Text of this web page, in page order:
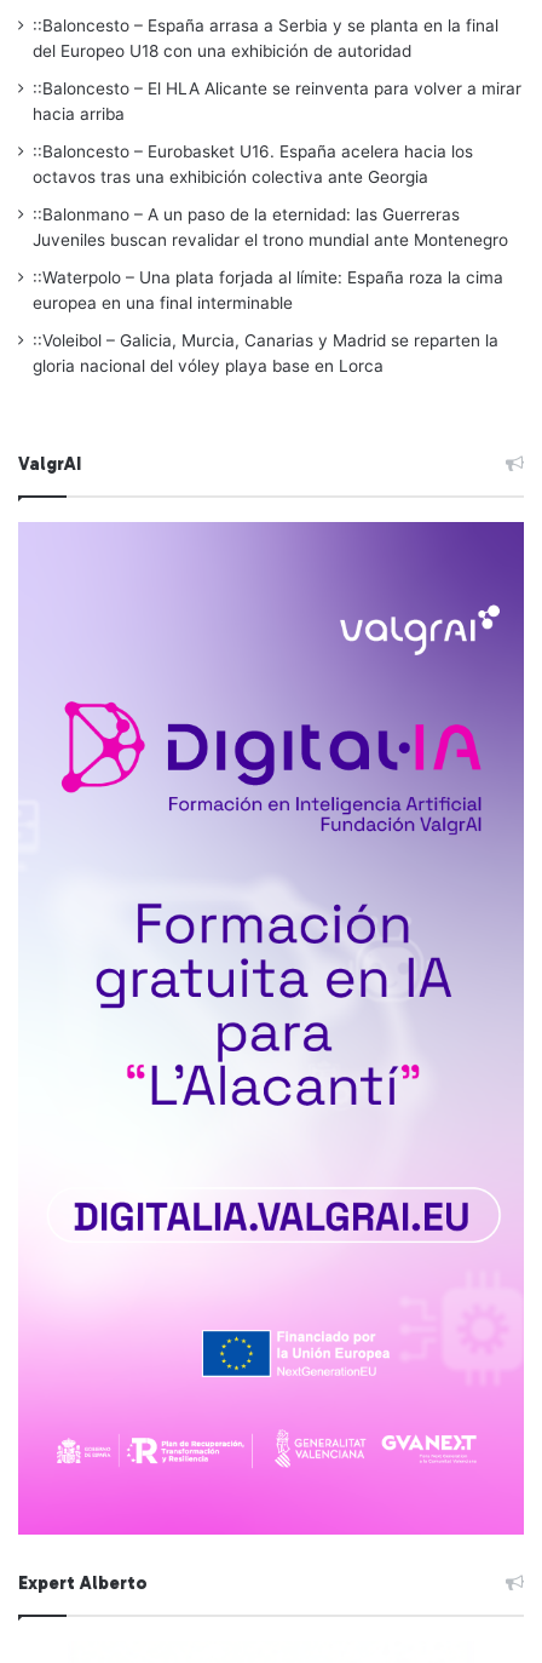
::Baloncesto – España arrasa a Serbia y se planta en la final
del Europeo U18 con una exhibición de autoridad
::Baloncesto – El HLA Alicante se reinventa para volver a mirar
hacia arriba
::Baloncesto – Eurobasket U16. España acelera hacia los
octavos tras una exhibición colectiva ante Georgia
::Balonmano – A un paso de la eternidad: las Guerreras
Juveniles buscan revalidar el trono mundial ante Montenegro
::Waterpolo – Una plata forjada al límite: España roza la cima
europea en una final interminable
::Voleibol – Galicia, Murcia, Canarias y Madrid se reparten la
gloria nacional del vóley playa base en Lorca
ValgrAI
Expert Alberto